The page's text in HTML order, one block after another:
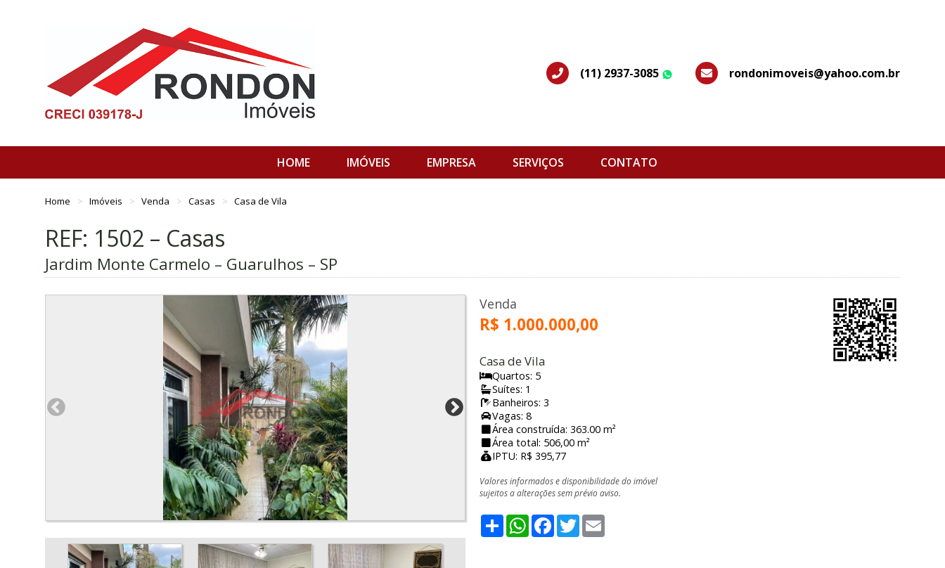
(11) 2937-3085 WhatsApprondonimoveis@yahoo.com.br
HOME IMÓVEIS EMPRESA SERVIÇOS CONTATO
Home Imóveis Venda Casas Casa de Vila
REF: 1502 – Casas
Jardim Monte Carmelo – Guarulhos – SP
Venda
R$ 1.000.000,00
Casa de Vila
Quartos: 5
Suítes: 1
Banheiros: 3
Vagas: 8
Área construída: 363.00 m²
Área total: 506,00 m²
IPTU: R$ 395,77
Valores informados e disponibilidade do imóvel
sujeitos a alterações sem prévio aviso.
ShareWhatsApp
Facebook
Twitter